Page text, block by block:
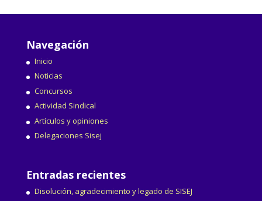
Navegación
Inicio
Noticias
Concursos
Actividad Sindical
Artículos y opiniones
Delegaciones Sisej
Entradas recientes
Disolución, agradecimiento y legado de SISEJ